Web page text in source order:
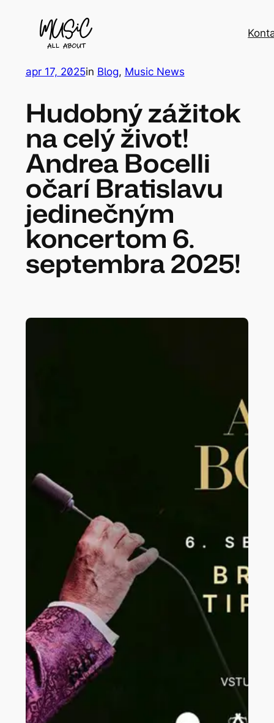
apr 17, 2025in Blog, Music News
Hudobný zážitok
na celý život!
Andrea Bocelli
očarí Bratislavu
jedinečným
koncertom 6.
septembra 2025!